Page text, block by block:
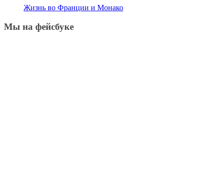
Жизнь во Франции и Монако
Мы на фейсбуке